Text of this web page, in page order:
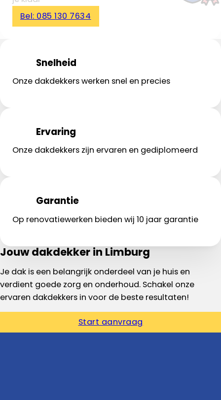
Bel: 085 130 7634
Snelheid
Onze dakdekkers werken snel en precies
Ervaring
Onze dakdekkers zijn ervaren en gediplomeerd
Garantie
Op renovatiewerken bieden wij 10 jaar garantie
Jouw dakdekker in Limburg
Je dak is een belangrijk onderdeel van je huis en
verdient goede zorg en onderhoud. Schakel onze
ervaren dakdekkers in voor de beste resultaten!
Start aanvraag